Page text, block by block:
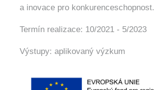
a inovace pro konkurenceschopnost.
Termín realizace: 10/2021 - 5/2023
Výstupy: aplikovaný výzkum